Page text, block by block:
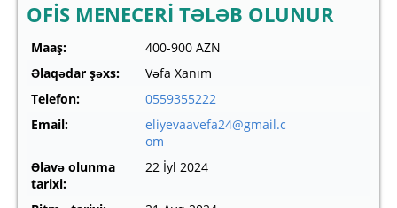
OFİS MENECERİ TƏLƏB OLUNUR
Maaş:
400-900 AZN
Əlaqədar şəxs:
Vəfa Xanım
Telefon:
0559355222
Email:
eliyevaavefa24@gmail.c
om
Əlavə olunma
tarixi:
22 İyl 2024